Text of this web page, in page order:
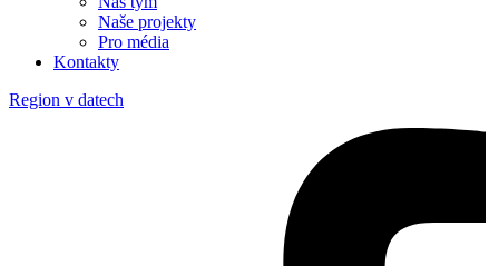
Naše projekty
Pro média
Kontakty
Region v datech